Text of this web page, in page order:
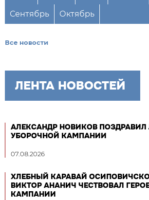
Сентябрь Октябрь
Все новости
ЛЕНТА НОВОСТЕЙ
АЛЕКСАНДР НОВИКОВ ПОЗДРАВИЛ
УБОРОЧНОЙ КАМПАНИИ
07.08.2026
ХЛЕБНЫЙ КАРАВАЙ
ВИКТОР АНАНИЧ ЧЕСТВОВАЛ
КАМПАНИИ